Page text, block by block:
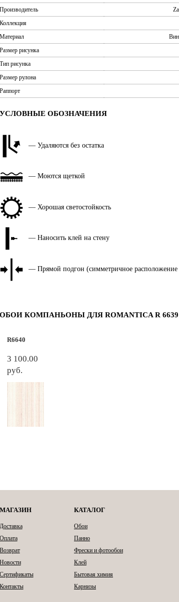
Производитель
Коллекция
Материал
Размер рисунка
Тип рисунка
Размер рулона
Раппорт
УСЛОВНЫЕ ОБОЗНАЧЕНИЯ
— Удаляются без остатка
— Моются щеткой
— Хорошая светостойкость
— Наносить клей на стену
— Прямой подгон (симметричное расположение
ОБОИ КОМПАНЬОНЫ ДЛЯ ROMANTICA R 6639
R6640
3 100.00
руб.
МАГАЗИН
Доставка
Оплата
Возврат
Новости
Сертификаты
Контакты
КАТАЛОГ
Обои
Панно
Фрески и фотообои
Клей
Бытовая химия
Карнизы